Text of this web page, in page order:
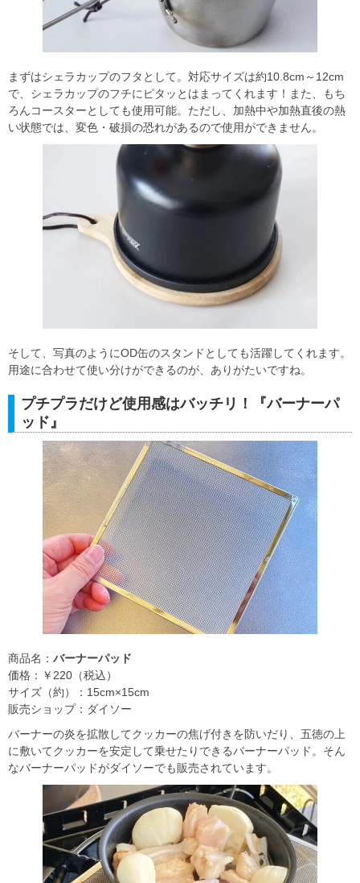
まずはシェラカップのフタとして。対応サイズは約10.8cm～12cm
で、シェラカップのフチにピタッとはまってくれます！また、もち
ろんコースターとしても使用可能。ただし、加熱中や加熱直後の熱
い状態では、変色・破損の恐れがあるので使用ができません。
そして、写真のようにOD缶のスタンドとしても活躍してくれます。
用途に合わせて使い分けができるのが、ありがたいですね。
プチプラだけど使用感はバッチリ！『バーナーパ
ッド』
商品名： バーナーパッド
価格：￥220（税込）
サイズ（約）：15cm×15cm
販売ショップ：ダイソー
バーナーの炎を拡散してクッカーの焦げ付きを防いだり、五徳の上
に敷いてクッカーを安定して乗せたりできるバーナーパッド。そん
なバーナーパッドがダイソーでも販売されています。